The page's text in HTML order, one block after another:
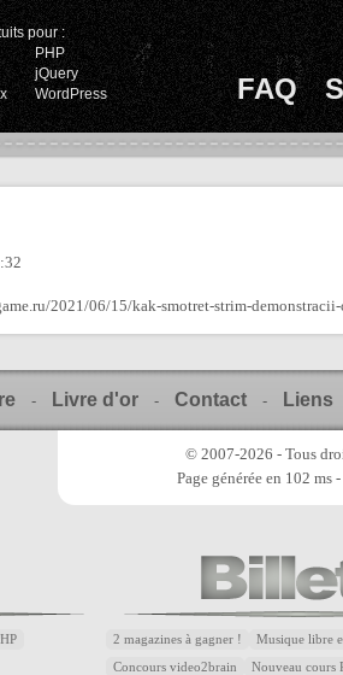
pour :
PHP
jQuery
WordPress FAQ
2021/06/15/kak-smotret-strim-
- Livre d'or - Contact - Liens
© 2007-2026 - Tous
Page générée en 102 ms
2 magazines à gagner ! Musique libre
Concours video2brain Nouveau cours